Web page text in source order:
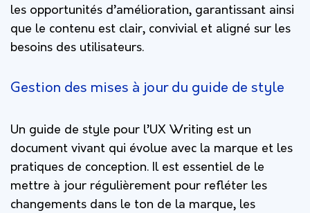
les opportunités d’amélioration, garantissant ainsi
que le contenu est clair, convivial et aligné sur les
besoins des utilisateurs.
Gestion des mises à jour du guide de style
Un guide de style pour l’UX Writing est un
document vivant qui évolue avec la marque et les
pratiques de conception. Il est essentiel de le
mettre à jour régulièrement pour refléter les
changements dans le ton de la marque, les